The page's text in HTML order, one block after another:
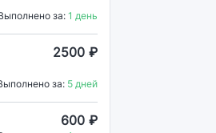
за: 1 день
2500 ₽
за: 5 дней
600 ₽